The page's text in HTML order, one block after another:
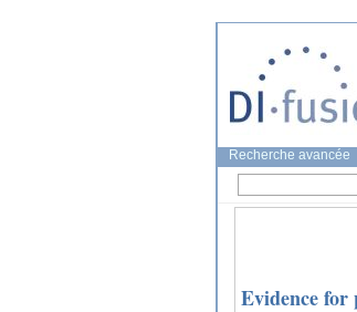
Recherche avancée
Evidence for